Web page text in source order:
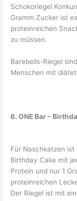
Schokoriegel
Gramm Zucker ist
proteinreichen
zu müssen.
Barebells-Riegel
Menschen mit
6. ONE Bar –
Für Naschkatzen ist
Birthday Cake mit
Protein und nur 1
proteinreichen
Der Riegel ist mit